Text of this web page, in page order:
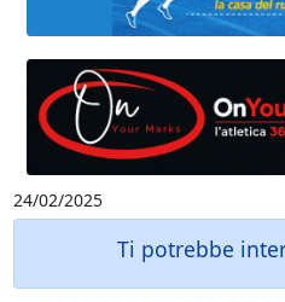
24/02/2025
Ti potrebbe